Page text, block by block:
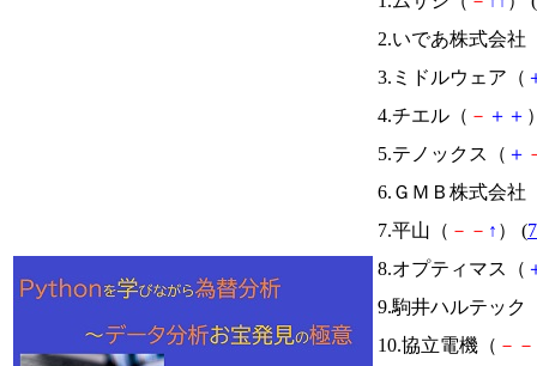
2.いであ株式会社
3.ミドルウェア（
4.チエル（ － ＋ ＋
5.テノックス（ ＋
6.ＧＭＢ株式会社
7.平山（ － － ↑ ） (
8.オプティマス（
9.駒井ハルテック
10.協立電機（ － －